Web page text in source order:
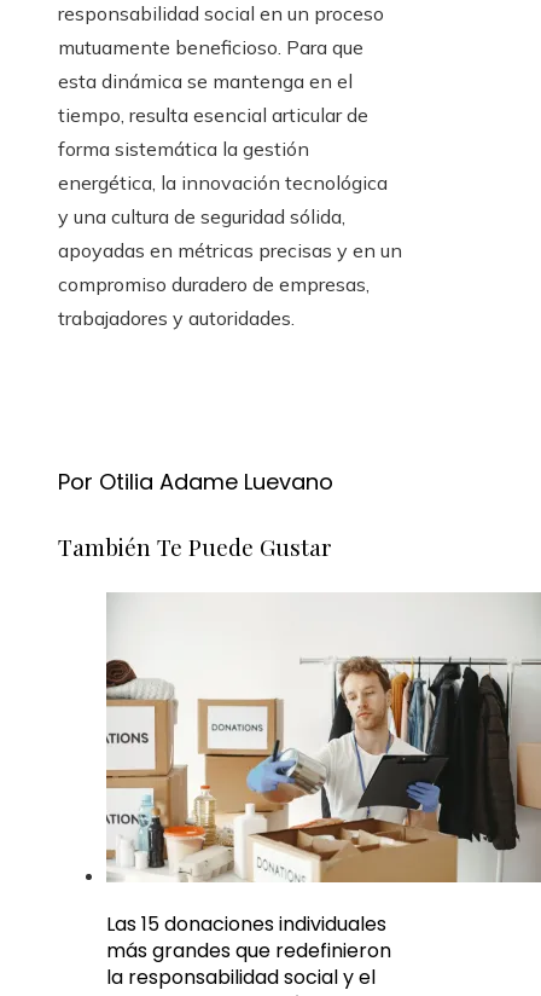
responsabilidad social en un proceso
mutuamente beneficioso. Para que
esta dinámica se mantenga en el
tiempo, resulta esencial articular de
forma sistemática la gestión
energética, la innovación tecnológica
y una cultura de seguridad sólida,
apoyadas en métricas precisas y en un
compromiso duradero de empresas,
trabajadores y autoridades.
Por Otilia Adame Luevano
También Te Puede Gustar
Las 15 donaciones individuales
más grandes que redefinieron
la responsabilidad social y el